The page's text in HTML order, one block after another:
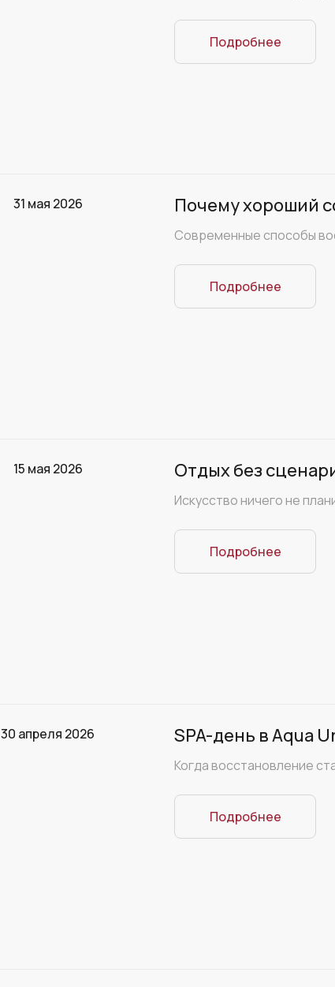
Подробнее
31 мая 2026 Почему хороший
Cовременные способы
Подробнее
15 мая 2026 Отдых без
Искусство ничего не
Подробнее
30 апреля 2026 SPA-день в Aqua
Когда восстановление
Подробнее